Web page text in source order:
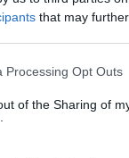
that may
Processing Opt Outs
of the Sharing of
joden mas, yo llevo
eibach que decia el
menos....el mio